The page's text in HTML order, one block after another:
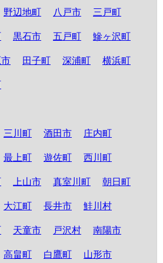
野辺地町 八戸市 三戸町
黒石市 五戸町 鰺ヶ沢町
田子町 深浦町 横浜町
三川町 酒田市 庄内町
最上町 遊佐町 西川町
上山市 真室川町 朝日町
大江町 長井市 鮭川村
天童市 戸沢村 南陽市
高畠町 白鷹町 山形市